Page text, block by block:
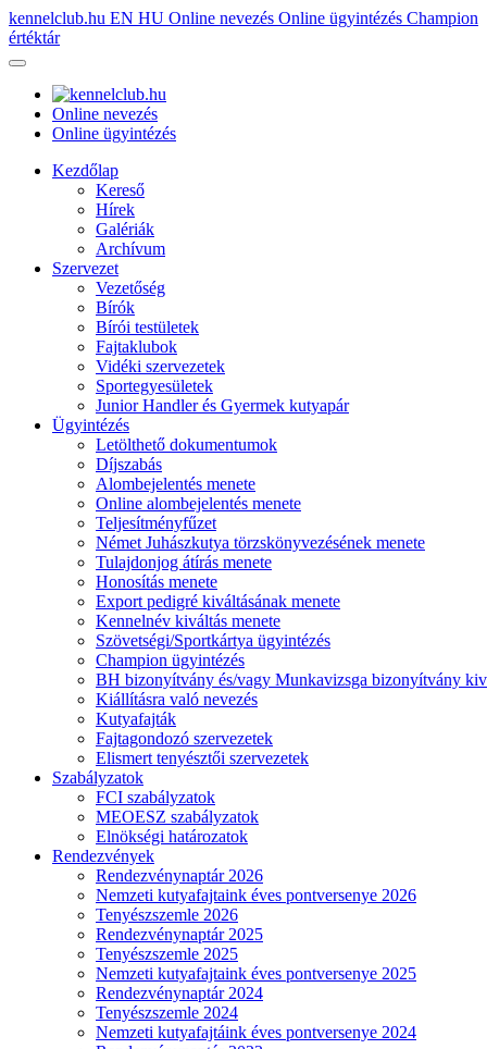
kennelclub.hu EN HU Online nevezés Online ügyintézés Champion
értéktár
Online nevezés
Online ügyintézés
Kezdőlap
Kereső
Hírek
Galériák
Archívum
Szervezet
Vezetőség
Bírók
Bírói testületek
Fajtaklubok
Vidéki szervezetek
Sportegyesületek
Junior Handler és Gyermek kutyapár
Ügyintézés
Letölthető dokumentumok
Díjszabás
Alombejelentés menete
Online alombejelentés menete
Teljesítményfűzet
Német Juhászkutya törzskönyvezésének menete
Tulajdonjog átírás menete
Honosítás menete
Export pedigré kiváltásának menete
Kennelnév kiváltás menete
Szövetségi/Sportkártya ügyintézés
Champion ügyintézés
BH bizonyítvány és/vagy Munkavizsga bizonyítvány
Kiállításra való nevezés
Kutyafajták
Fajtagondozó szervezetek
Elismert tenyésztői szervezetek
Szabályzatok
FCI szabályzatok
MEOESZ szabályzatok
Elnökségi határozatok
Rendezvények
Rendezvénynaptár 2026
Nemzeti kutyafajtaink éves pontversenye 2026
Tenyészszemle 2026
Rendezvénynaptár 2025
Tenyészszemle 2025
Nemzeti kutyafajtaink éves pontversenye 2025
Rendezvénynaptár 2024
Tenyészszemle 2024
Nemzeti kutyafajtáink éves pontversenye 2024